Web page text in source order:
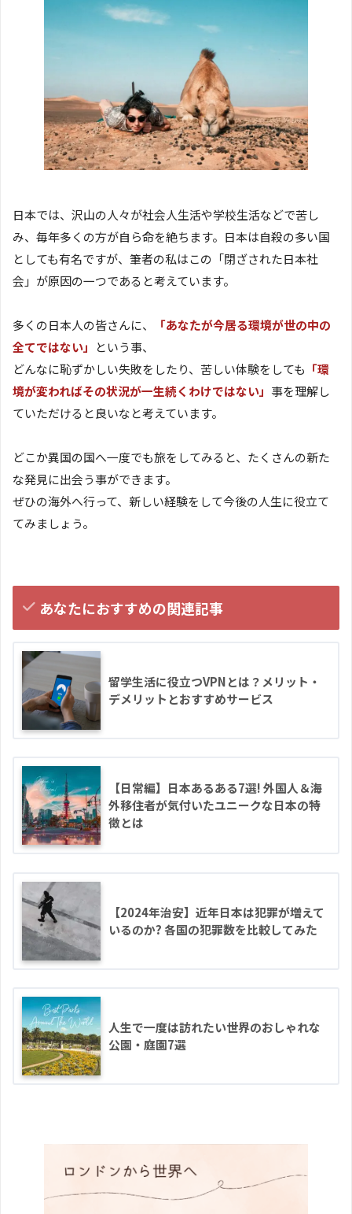
日本では、沢山の人々が社会人生活や学校生活などで苦し
み、毎年多くの方が自ら命を絶ちます。日本は自殺の多い国
としても有名ですが、筆者の私はこの「閉ざされた日本社
会」が原因の一つであると考えています。
多くの日本人の皆さんに、
「あなたが今居る環境が世の中の
全てではない」
という事、
どんなに恥ずかしい失敗をしたり、苦しい体験をしても 「環
境が変わればその状況が一生続くわけではない」 事を理解し
ていただけると良いなと考えています。
どこか異国の国へ一度でも旅をしてみると、たくさんの新た
な発見に出会う事ができます。
ぜひの海外へ行って、新しい経験をして今後の人生に役立て
てみましょう。
あなたにおすすめの関連記事
留学生活に役立つVPNとは？メリット・
デメリットとおすすめサービス
【日常編】日本あるある7選! 外国人＆海
外移住者が気付いたユニークな日本の特
徴とは
【2024年治安】近年日本は犯罪が増えて
いるのか? 各国の犯罪数を比較してみた
人生で一度は訪れたい世界のおしゃれな
公園・庭園7選